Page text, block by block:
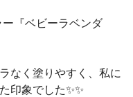
『ベビーラベンダ
なく塗りやすく、私に
印象でした✨✨